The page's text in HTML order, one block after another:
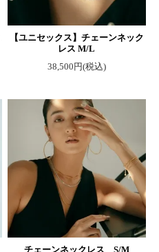
【ユニセックス】チェーンネック
レス M/L
38,500円(税込)
チェーンネックレス S/M